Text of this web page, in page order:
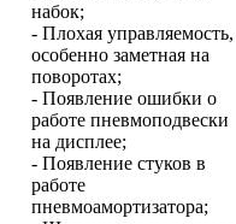
набок;
- Плохая управляемость,
особенно заметная на
поворотах;
- Появление ошибки о
работе пневмоподвески
на дисплее;
- Появление стуков в
работе
пневмоамортизатора;